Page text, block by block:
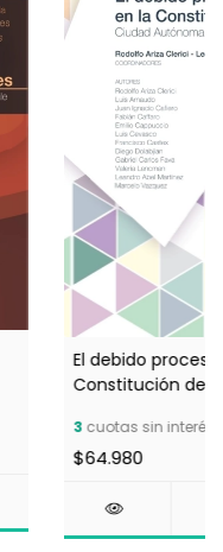
El debido
Constitución de
Rodolfo Ariza
Martínez
3 cuotas sin interés
$64.980